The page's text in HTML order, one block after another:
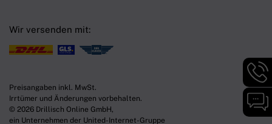
Wir versenden mit:
Preisangaben inkl. MwSt.
Irrtümer und Änderungen vorbehalten.
© 2026 Drillisch Online GmbH,
ein Unternehmen der United-Internet-Gruppe
Chat-